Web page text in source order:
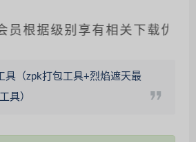
据级别享有相关下载优惠，
具（zpk打包工具+烈焰遮天最
具）